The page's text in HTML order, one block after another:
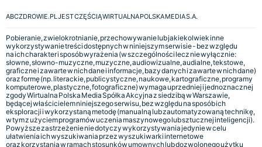
ABCZDROWIE.PL JEST CZĘŚCIĄ WIRTUALNA POLSKA MEDIA S.A.
Pobieranie, zwielokrotnianie, przechowywanie lub jakiekolwiek inne
wykorzystywanie treści dostępnych w niniejszym serwisie - bez względu
na ich charakter i sposób wyrażenia (w szczególności lecz nie wyłącznie:
słowne, słowno-muzyczne, muzyczne, audiowizualne, audialne, tekstowe,
graficzne i zawarte w nich dane i informacje, bazy danych i zawarte w nich dane)
oraz formę (np. literackie, publicystyczne, naukowe, kartograficzne, programy
komputerowe, plastyczne, fotograficzne) wymaga uprzedniej i jednoznacznej
zgody Wirtualna Polska Media Spółka Akcyjna z siedzibą w Warszawie,
będącej właścicielem niniejszego serwisu, bez względu na sposób ich
eksploracji i wykorzystaną metodę (manualną lub zautomatyzowaną technikę,
w tym z użyciem programów uczenia maszynowego lub sztucznej inteligencji).
Powyższe zastrzeżenie nie dotyczy wykorzystywania jedynie w celu
ułatwienia ich wyszukiwania przez wyszukiwarki internetowe
oraz korzystania w ramach stosunków umownych lub dozwolonego użytku